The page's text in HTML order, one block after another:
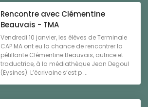
Rencontre avec Clémentine
Beauvais - TMA
Vendredi 10 janvier, les élèves de Terminale
CAP MA ont eu la chance de rencontrer la
pétillante Clémentine Beauvais, autrice et
traductrice, à la médiathèque Jean Degoul
(Eysines). L’écrivaine s’est p ...